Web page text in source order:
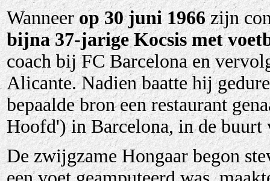
Wanneerop30 juni 1966 zijn
bijna 37-jarige Kocsis met
coach bij FC Barcelona en
Alicante. Nadien baatte hij
bepaalde bron een restaurant
Hoofd') in Barcelona, in de buurt
De zwijgzame Hongaar begon